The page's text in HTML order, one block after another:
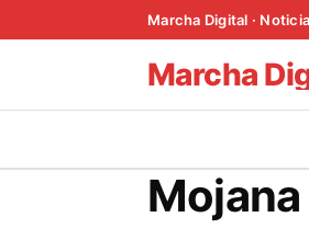
Marcha Digital ·
Marcha